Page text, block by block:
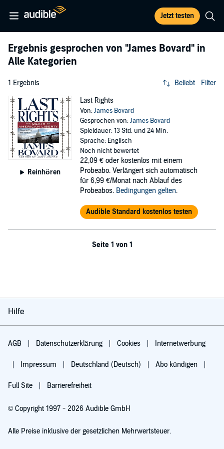
Jetzt testen
Ergebnis gesprochen von "James Bovard" in
Alle Kategorien
1 Ergebnis Beliebt Filter
Reinhören
Last Rights
Von:James Bovard
Gesprochen von:James Bovard
Spieldauer: 13 Std. und 24 Min.
Sprache: Englisch
Noch nicht bewertet
22,09 € oder kostenlos mit einem
Probeabo. Verlängert sich automatisch
für 6,99 €/Monat nach Ablauf des
Probeabos. Bedingungen gelten.
Audible Standard kostenlos testen
Seite 1 von 1
Hilfe
AGB Datenschutzerklärung Cookies Internetwerbung
Impressum Deutschland (Deutsch) Abo kündigen
Full Site Barrierefreiheit
© Copyright 1997 - 2026 Audible GmbH
Alle Preise inklusive der gesetzlichen Mehrwertsteuer.